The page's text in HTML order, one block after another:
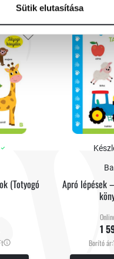
Sütik elutasítása
(Totyogó
Apró lépések
1
Borító ár: